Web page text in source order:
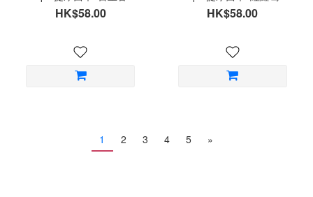
圈餅 草餅80g
HK$58.00
圈餅 草餅80g
HK$58.00
1 2 3 4 5 »